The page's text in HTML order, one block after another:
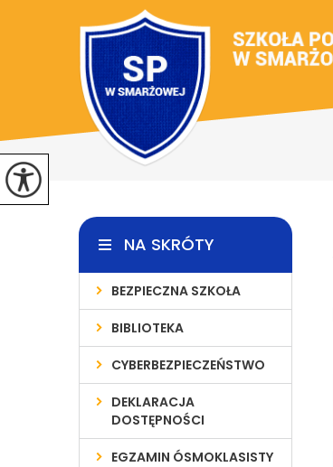
NA SKRÓTY
BEZPIECZNA SZKOŁA
BIBLIOTEKA
CYBERBEZPIECZEŃSTWO
DEKLARACJA
DOSTĘPNOŚCI
EGZAMIN ÓSMOKLASISTY